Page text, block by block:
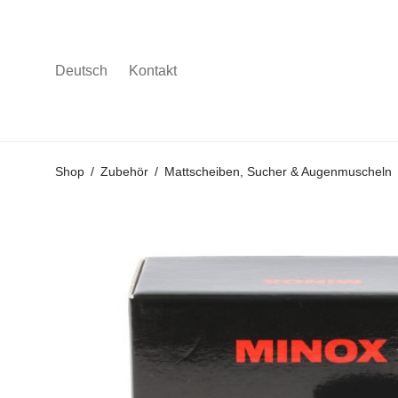
Deutsch Kontakt
Shop / Zubehör / Mattscheiben, Sucher & Augenmuscheln